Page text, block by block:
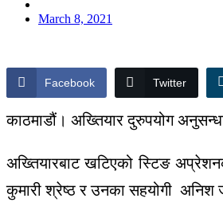
March 8, 2021
Facebook Twitter
काठमाडौं। अख्तियार दुरुपयोग
अख्तियारबाट खटिएको स्टिङ
कुमारी श्रेष्ठ र उनका सहयोगी अनिश